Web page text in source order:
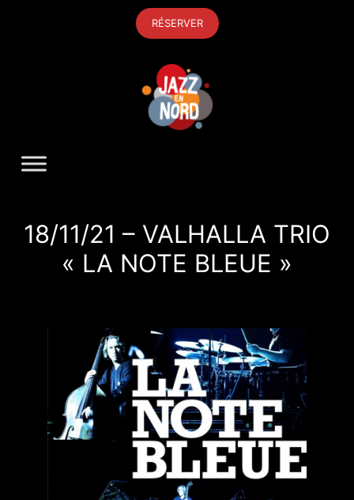
RÉSERVER
18/11/21 – VALHALLA TRIO
« LA NOTE BLEUE »